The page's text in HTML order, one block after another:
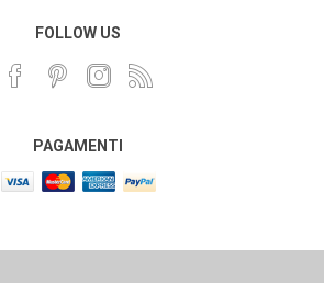
FOLLOW US
PAGAMENTI